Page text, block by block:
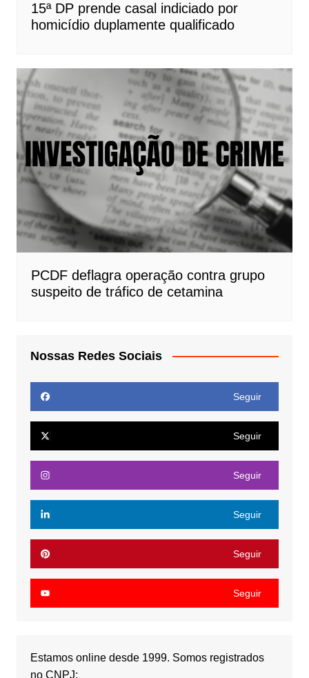
15ª DP prende casal indiciado por
homicídio duplamente qualificado
PCDF deflagra operação contra grupo
suspeito de tráfico de cetamina
Nossas Redes Sociais
Seguir
Seguir
Seguir
Seguir
Seguir
Seguir
Estamos online desde 1999. Somos registrados
no CNPJ: